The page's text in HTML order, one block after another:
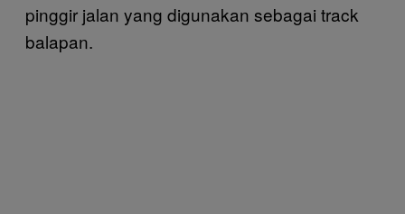
pinggir jalan yang digunakan sebagai track
balapan.